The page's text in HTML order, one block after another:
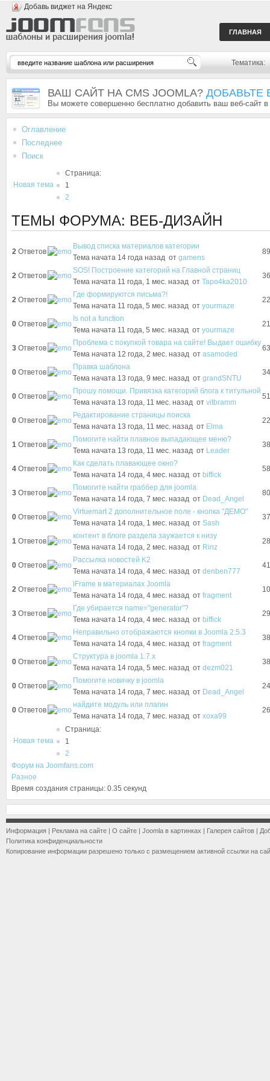
Добавь виджет на Яндекс
ГЛАВНАЯ
Тематика:
ВАШ САЙТ НА CMS JOOMLA? ДОБАВЬТЕ
Вы можете совершенно бесплатно добавить ваш веб-сайт
Оглавление
Последнее
Поиск
Новая тема
Страница:
1
2
ТЕМЫ ФОРУМА: ВЕБ-ДИЗАЙН
2 Ответов
Вывод списка материалов категории
Тема начата 14 года назад от gamens
2 Ответов
SOS! Построение категорий на Главной страниц
Тема начата 11 года, 1 мес. назад от Tapo4ka2010
2 Ответов
Где формируются письма?!
Тема начата 11 года, 5 мес. назад от yourmaze
0 Ответов
Is not a function
Тема начата 11 года, 5 мес. назад от yourmaze
3 Ответов
Проблема с покупкой товара на сайте! Выдает ошибку
Тема начата 12 года, 2 мес. назад от asamoded
0 Ответов
Правка шаблона
Тема начата 13 года, 9 мес. назад от grandSNTU
0 Ответов
Прошу помощи. Привязка категорий блога к титульной
Тема начата 13 года, 11 мес. назад от vitbramm
0 Ответов
Редактирование страницы поиска
Тема начата 13 года, 11 мес. назад от Elma
1 Ответов
Помогите найти плавное выпадающее меню?
Тема начата 13 года, 11 мес. назад от Leader
4 Ответов
Как сделать плавающее окно?
Тема начата 14 года, 4 мес. назад от biffick
3 Ответов
Помогите найти граббер для joomla
Тема начата 14 года, 7 мес. назад от Dead_Angel
0 Ответов
Virtuemart 2 дополнительное поле - кнопка "ДЕМО"
Тема начата 14 года, 1 мес. назад от Sash
1 Ответов
контент в блоге раздела заужается к низу
Тема начата 14 года, 2 мес. назад от Rinz
0 Ответов
Рассылка новостей K2
Тема начата 14 года, 4 мес. назад от denben777
2 Ответов
iFrame в материалах Joomla
Тема начата 14 года, 4 мес. назад от fragment
3 Ответов
Где убирается name="generator"?
Тема начата 14 года, 4 мес. назад от biffick
4 Ответов
Неправильно отображаются кнопки в Joomla 2.5.3
Тема начата 14 года, 4 мес. назад от fragment
0 Ответов
Структура в joomla 1.7.x
Тема начата 14 года, 5 мес. назад от dezm021
0 Ответов
Помогите новичку в joomla
Тема начата 14 года, 7 мес. назад от Dead_Angel
0 Ответов
найдите модуль или плагин
Тема начата 14 года, 7 мес. назад от xoxa99
Новая тема
Страница:
1
2
Форум на Joomfans.com
Разное
Время создания страницы: 0.35 секунд
Информация | Реклама на сайте | О сайте | Joomla в картинках | Галерея сайтов |
Политика конфиденциальности
Копирование информации разрешено только с размещением активной ссылки на